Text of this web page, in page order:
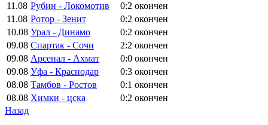
11.08 Рубин - Локомотив 0:2 окончен
11.08 Ротор - Зенит 0:2 окончен
10.08 Урал - Динамо 0:2 окончен
09.08 Спартак - Сочи 2:2 окончен
09.08 Арсенал - Ахмат 0:0 окончен
09.08 Уфа - Краснодар 0:3 окончен
08.08 Тамбов - Ростов 0:1 окончен
08.08 Химки - цска 0:2 окончен
Назад